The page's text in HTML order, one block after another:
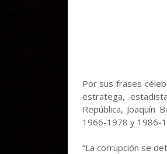
Por sus frases
estratega,
República,
1966-1978 y 1986-
“La corrupción se